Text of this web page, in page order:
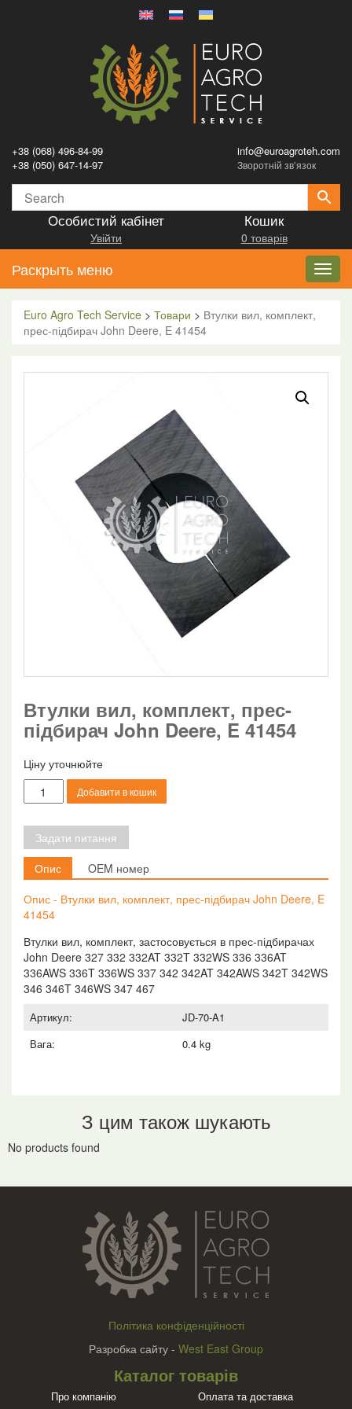
+38 (068) 496-84-99
+38 (050) 647-14-97
info@euroagroteh.com
Зворотній зв’язок
Особистий кабінет
Увійти
Кошик
0 товарів
Раскрыть меню
Euro Agro Tech Service > Товари > Втулки вил, комплект,
прес-підбирач John Deere, E 41454
Втулки вил, комплект, прес-
підбирач John Deere, E 41454
Ціну уточнюйте
Втулки
вил,
прес-
підбирач
John
Deere,
E
41454
Добавити в кошик
Задати питання
Опис
OEM номер
Опис - Втулки вил, комплект, прес-підбирач John Deere, E
41454
Втулки вил, комплект, застосовується в прес-підбирачах
John Deere 327 332 332AT 332T 332WS 336 336AT
336AWS 336T 336WS 337 342 342AT 342AWS 342T 342WS
346 346T 346WS 347 467
Артикул:
JD-70-A1
Вага:
0.4 kg
З цим також шукають
No products found
Політика конфіденційності
Разробка сайту - West East Group
Каталог товарів
Про компанію Оплата та доставка